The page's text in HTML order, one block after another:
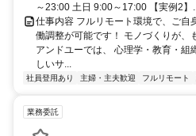
～23:00 土日 9:00～17:00 【実例2】
仕事内容 フルリモート環境で、ご自
働調整が可能です！ モノづくりが、
アンドユーでは、 心理学・教育・組
しいサ...
社員登用あり 主婦・主夫歓迎 フルリモート
業務委託